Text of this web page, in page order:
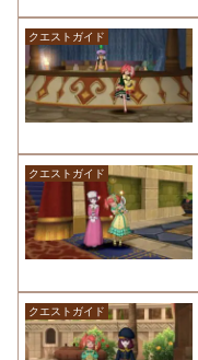
クエストガイド
クエストガイド
クエストガイド